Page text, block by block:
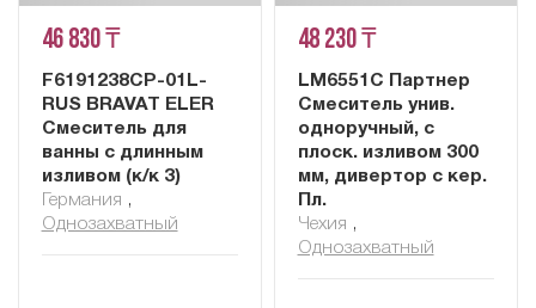
46 830 ₸
F6191238CP-01L-
RUS BRAVAT ELER
Смеситель для
ванны с длинным
изливом (к/к 3)
Германия ,
Однозахватный
48 230 ₸
LM6551C Партнер
Смеситель унив.
одноручный, с
плоск. изливом 300
мм, дивертор с кер.
Пл.
Чехия ,
Однозахватный